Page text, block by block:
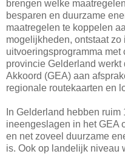
brengen welke
besparen en duurzame
maatregelen te koppelen
mogelijkheden, ontstaat
uitvoeringsprogramma
provincie Gelderland
Akkoord (GEA) aan
regionale routekaarten en
In Gelderland hebben
ineengeslagen in het GEA
en net zoveel duurzame
is. Ook op landelijk niveau